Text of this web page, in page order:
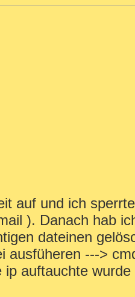
auf und ich
). Danach hab
dateinen
ausfüheren --->
ip auftauchte